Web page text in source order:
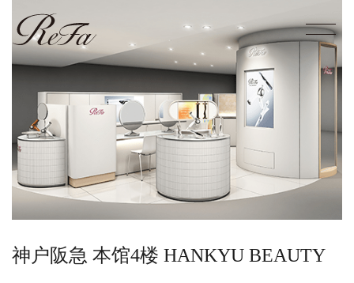
神户阪急 本馆4楼 HANKYU BEAUTY